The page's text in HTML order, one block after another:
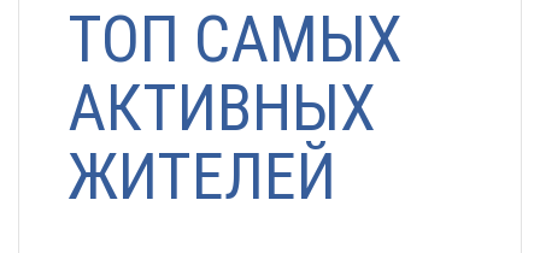
ТОП САМЫХ
АКТИВНЫХ
ЖИТЕЛЕЙ